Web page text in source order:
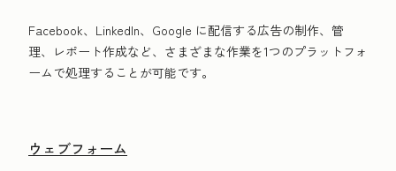
Facebook、LinkedIn、Google に配信する広告の制作、管
理、レポート作成など、さまざまな作業を1つのプラットフォ
ームで処理することが可能です。
ウェブフォーム